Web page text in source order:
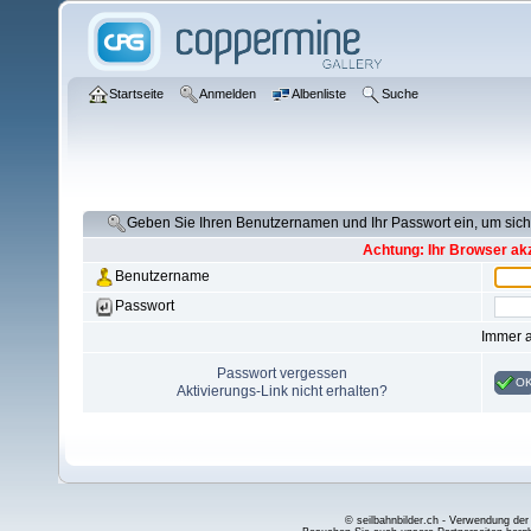
Startseite Anmelden Albenliste Suche
Geben Sie Ihren Benutzernamen und Ihr Passwort ein, um
Achtung: Ihr Browser
Benutzername
Passwort
Immer
Passwort vergessen
Aktivierungs-Link nicht erhalten?
© seilbahnbilder.ch - Verwendung